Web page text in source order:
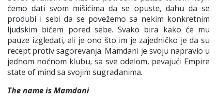
ćemo dati svom mišićima da se opuste, dahu da se
produbi i sebi da se povežemo sa nekim konkretnim
ljudskim bićem pored sebe. Svako bira kako će mu
pauze izgledati, ali je ono što im je zajedničko je da su
recept protiv sagorevanja. Mamdani je svoju napravio u
jednom noćnom klubu, sa sve odelom, pevajući Empire
state of mind sa svojim sugrađanima.
The name is Mamdani